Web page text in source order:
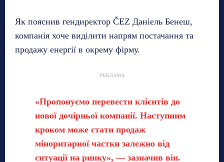
Як пояснив гендиректор ČEZ Даніель Бенеш,
компанія хоче виділити напрям постачання та
продажу енергії в окрему фірму.
РЕКЛАМА
«Пропонуємо перевести клієнтів до
нової дочірньої компанії. Наступним
кроком може стати продаж
міноритарної частки залежно від
ситуації на ринку», — зазначив він.